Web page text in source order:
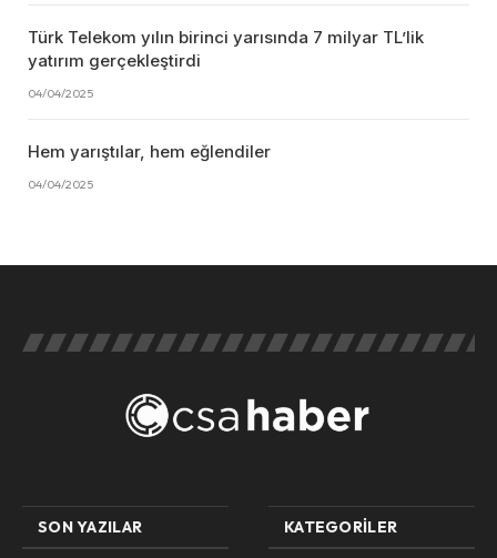
Türk Telekom yılın birinci yarısında 7 milyar TL’lik
yatırım gerçekleştirdi
04/04/2025
Hem yarıştılar, hem eğlendiler
04/04/2025
SON YAZILAR KATEGORILER